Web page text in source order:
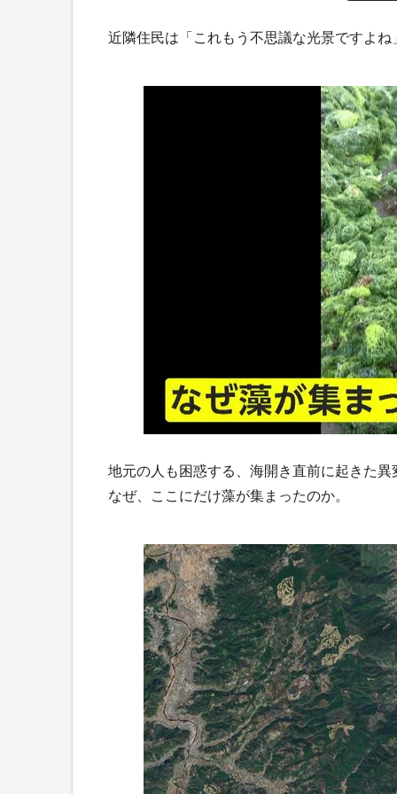
近隣住民は「これもう不思議な光景ですよ
地元の人も困惑する、海開き直前に起きた異
なぜ、ここにだけ藻が集まったのか。